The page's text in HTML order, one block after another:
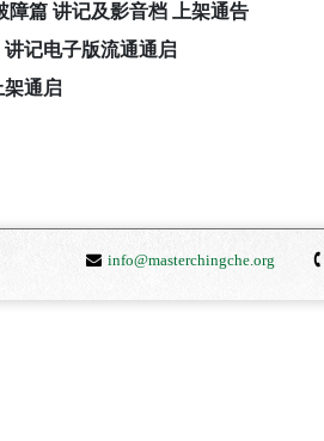
障篇 讲记及影音档 上架通告
讲记电子版流通通启
架通启
info@masterchingche.org